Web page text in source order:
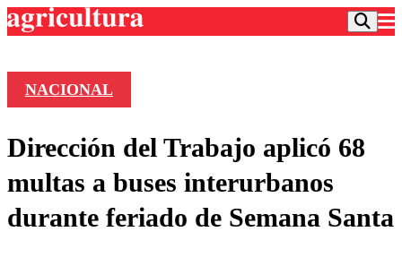
Frecuencias
Agricultura TV
Deportes
Colo Colo
Entretención
NACIONAL
Dirección del Trabajo aplicó 68
multas a buses interurbanos
durante feriado de Semana Santa